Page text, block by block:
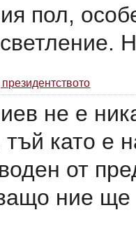
пол,
не е
тъй като е
от
ние ще